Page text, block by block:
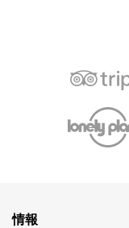
情報